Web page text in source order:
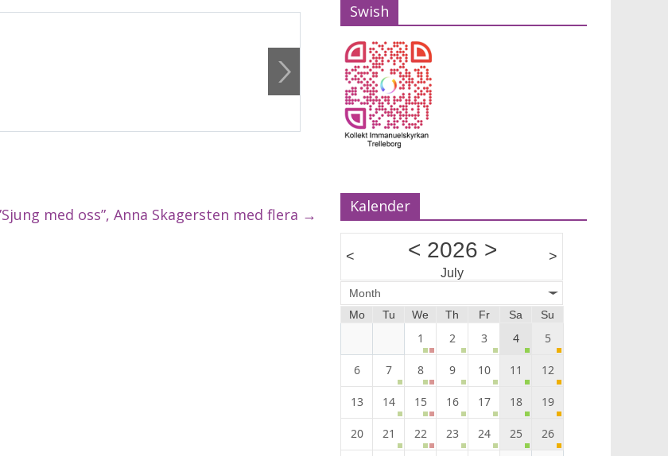
Gudstjänst Maria van Zijl
2026-07-12 10:00 - 2026-07-12 11:00
Maria van Zijl predikar.
Musik Ann-Louise Almback.
med oss”, Anna Skagersten med flera →
Swish
Kalender
< < 2026 >
July
>
Month
Mo
Tu We Th Fr Sa Su
1 2 3 4 5
6 7 8 9 10 11 12
13 14 15 16 17 18 19
20 21 22 23 24 25 26